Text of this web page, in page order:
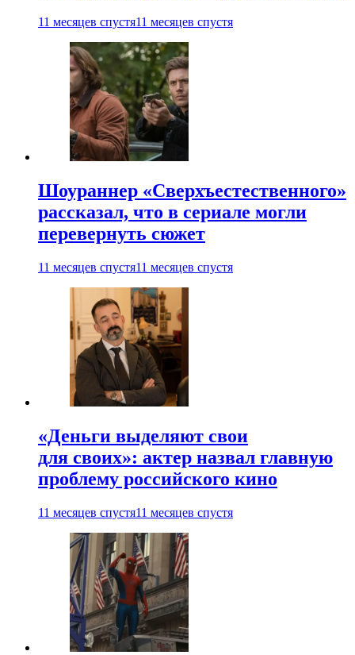
11 месяцев спустя11 месяцев спустя
Шоураннер «Сверхъестественного»
рассказал, что в сериале могли
перевернуть сюжет
11 месяцев спустя11 месяцев спустя
«Деньги выделяют свои
для своих»: актер назвал главную
проблему российского кино
11 месяцев спустя11 месяцев спустя